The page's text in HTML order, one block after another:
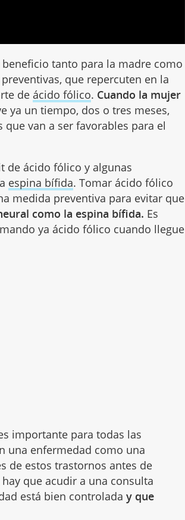
tanto para la madre como
que repercuten en la
de ácido fólico. Cuando la mujer
ya un tiempo, dos o tres meses,
van a ser favorables para el
de ácido fólico y algunas
espina bífida. Tomar ácido fólico
medida preventiva para evitar que
como la espina bífida. Es
ya ácido fólico cuando llegue
importante para todas las
una enfermedad como una
de estos trastornos antes de
que acudir a una consulta
está bien controladay que